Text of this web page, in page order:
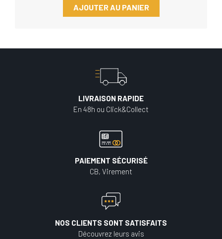
AJOUTER AU PANIER
LIVRAISON RAPIDE
En 48h ou Click&Collect
PAIEMENT SÉCURISÉ
CB, Virement
NOS CLIENTS SONT SATISFAITS
Découvrez leurs avis